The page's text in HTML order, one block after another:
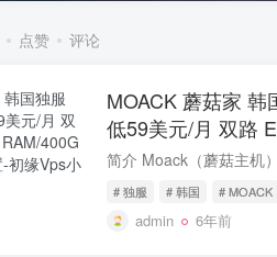
点赞 评论
MOACK 蘑菇家 韩
低59美元/月 双路 E5-2630L/32G
RAM/400G SSD
# 独服 # 韩国 # MOACK
admin 6年前